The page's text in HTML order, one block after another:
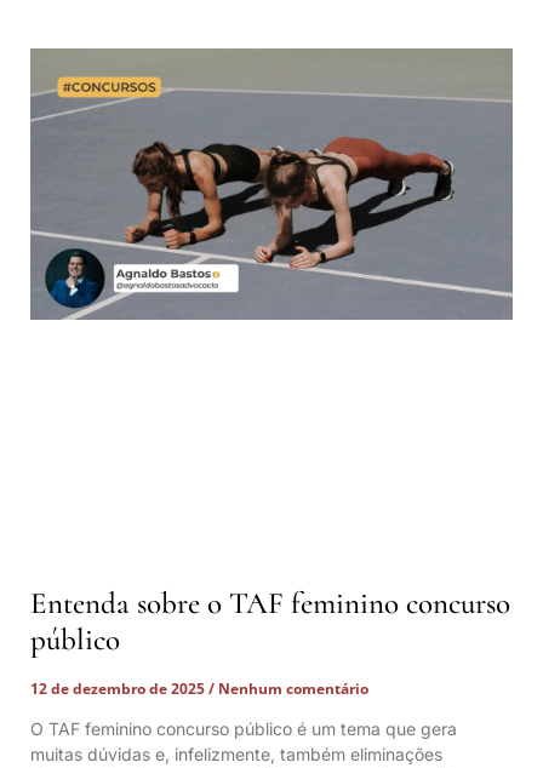
Entenda sobre o TAF feminino concurso
público
12 de dezembro de 2025
Nenhum comentário
O TAF feminino concurso público é um tema que gera
muitas dúvidas e, infelizmente, também eliminações